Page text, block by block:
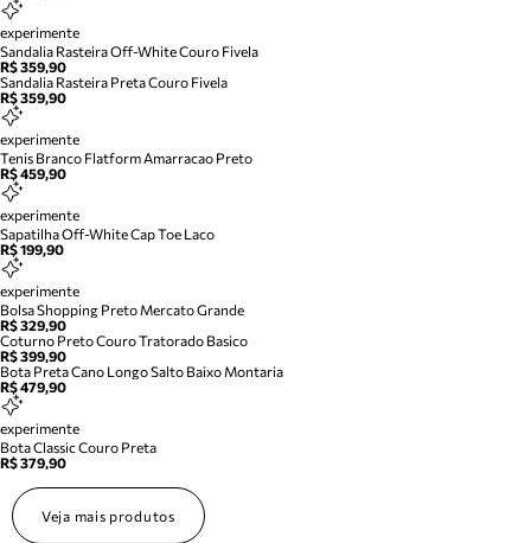
experimente
Sandalia Rasteira Off-White Couro Fivela
R$ 359,90
Sandalia Rasteira Preta Couro Fivela
R$ 359,90
experimente
Tenis Branco Flatform Amarracao Preto
R$ 459,90
experimente
Sapatilha Off-White Cap Toe Laco
R$ 199,90
experimente
Bolsa Shopping Preto Mercato Grande
R$ 329,90
Coturno Preto Couro Tratorado Basico
R$ 399,90
Bota Preta Cano Longo Salto Baixo Montaria
R$ 479,90
experimente
Bota Classic Couro Preta
R$ 379,90
Veja mais produtos